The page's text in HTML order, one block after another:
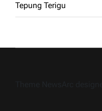
Tepung Terigu